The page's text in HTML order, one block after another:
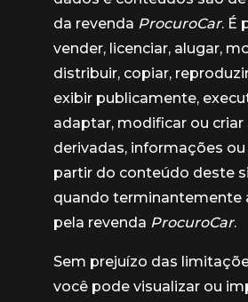
da revenda ProcuroCar. É
vender, licenciar, alugar,
distribuir, copiar,
exibir publicamente,
adaptar, modificar ou criar
derivadas, informações
partir do conteúdo deste
quando terminantemente
pela revenda ProcuroCar.
Sem prejuízo das
você pode visualizar ou